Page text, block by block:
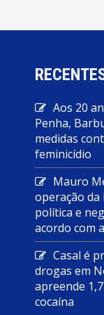
Aos 20
Penha,
medidas
feminicídio
Mauro
operação da
política e
acordo com
Casal é
drogas em
apreende
cocaína